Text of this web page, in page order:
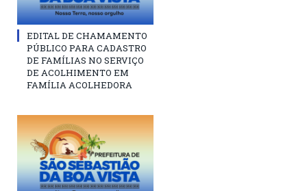
EDITAL DE CHAMAMENTO
PÚBLICO PARA CADASTRO
DE FAMÍLIAS NO SERVIÇO
DE ACOLHIMENTO EM
FAMÍLIA ACOLHEDORA